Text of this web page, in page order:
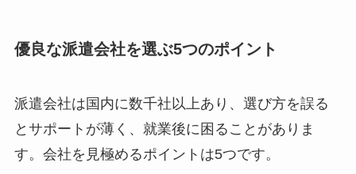
優良な派遣会社を選ぶ5つのポイント
派遣会社は国内に数千社以上あり、選び方を誤る
とサポートが薄く、就業後に困ることがありま
す。会社を見極めるポイントは5つです。